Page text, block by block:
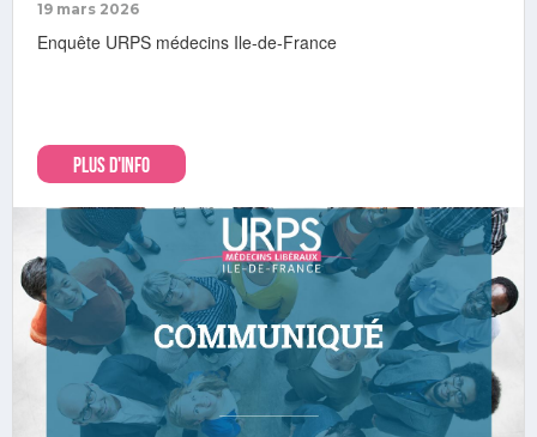
19 mars 2026
Enquête URPS médecins Ile-de-France
PLUS D'INFO